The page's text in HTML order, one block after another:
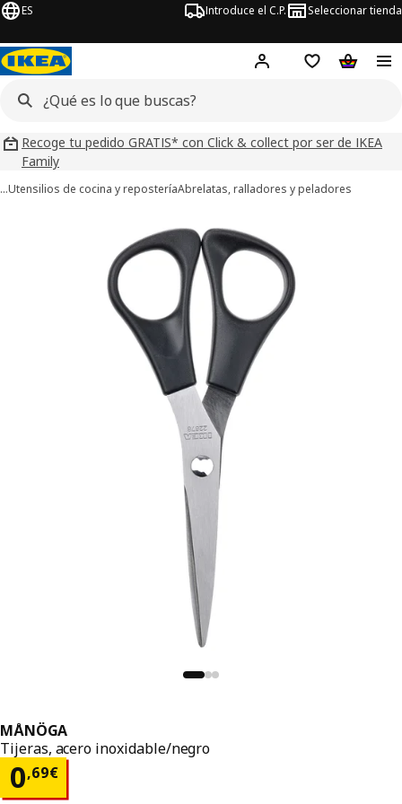
ES Introduce el C.P. Seleccionar tienda
Hej! Iniciar sesión
Lista de deseos
Carrito
Recoge tu pedido GRATIS* con Click & collect por ser de IKEA
Family
…Utensilios de cocina y reposteríaAbrelatas, ralladores y peladores
MÅNÖGA
Tijeras, acero inoxidable/negro
0,69€
El precio 0,69€